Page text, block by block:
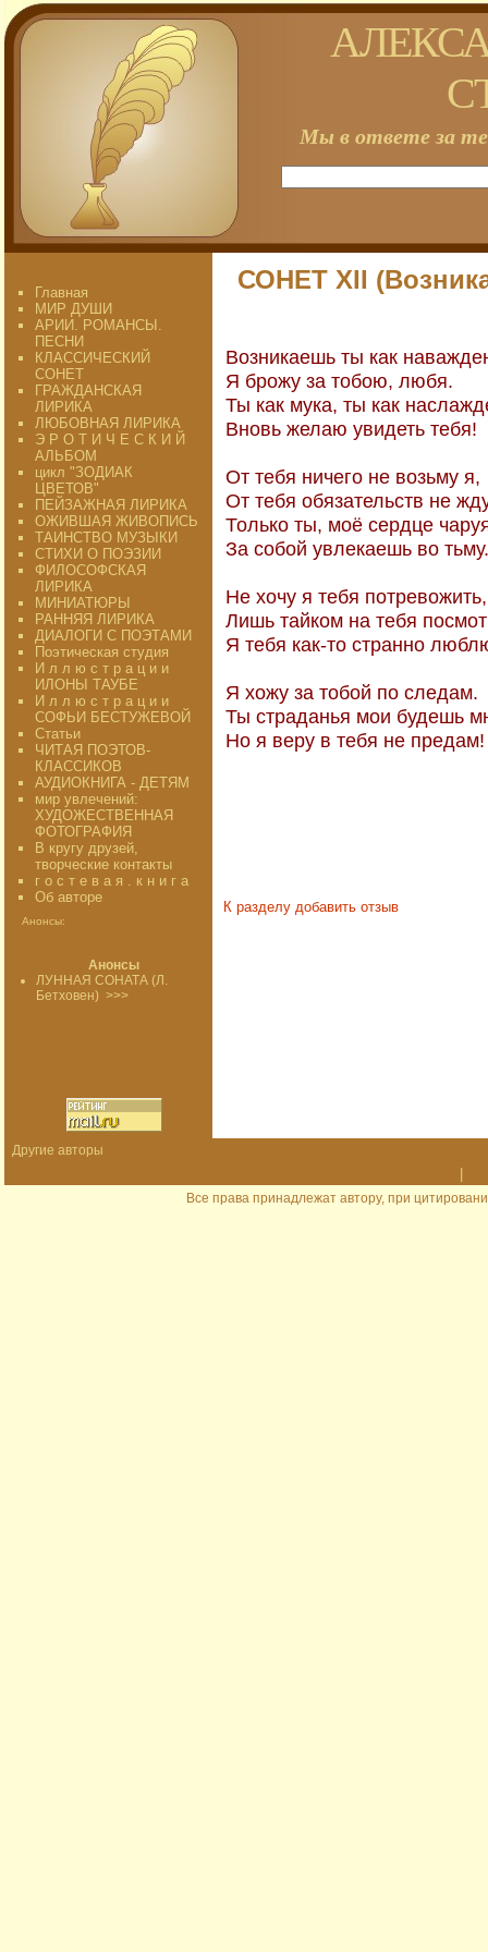
Мы в ответе за
Главная
МИР ДУШИ
АРИИ. РОМАНСЫ.
ПЕСНИ
КЛАССИЧЕСКИЙ
СОНЕТ
ГРАЖДАНСКАЯ
ЛИРИКА
ЛЮБОВНАЯ ЛИРИКА
Э Р О Т И Ч Е С К И Й
АЛЬБОМ
цикл "ЗОДИАК
ЦВЕТОВ"
ПЕЙЗАЖНАЯ ЛИРИКА
ОЖИВШАЯ ЖИВОПИСЬ
ТАИНСТВО МУЗЫКИ
СТИХИ О ПОЭЗИИ
ФИЛОСОФСКАЯ
ЛИРИКА
МИНИАТЮРЫ
РАННЯЯ ЛИРИКА
ДИАЛОГИ С ПОЭТАМИ
Поэтическая студия
И л л ю с т р а ц и и
ИЛОНЫ ТАУБЕ
И л л ю с т р а ц и и
СОФЬИ БЕСТУЖЕВОЙ
Статьи
ЧИТАЯ ПОЭТОВ-
КЛАССИКОВ
АУДИОКНИГА - ДЕТЯМ
мир увлечений:
ХУДОЖЕСТВЕННАЯ
ФОТОГРАФИЯ
В кругу друзей,
творческие контакты
г о с т е в а я . к н и г а
Об авторе
Анонсы:
Анонсы
ЛУННАЯ СОНАТА (Л.
Бетховен) >>>
СОНЕТ XII
Возникаешь ты как
Я брожу за тобою, любя.
Ты как мука, ты как
Вновь желаю увидеть тебя!
От тебя ничего не возьму я,
От тебя обязательств не
Только ты, моё сердце
За собой увлекаешь во тьму.
Не хочу я тебя потревожить,
Лишь тайком на тебя
Я тебя как-то странно
Я хожу за тобой по следам.
Ты страданья мои будешь
Но я веру в тебя не предам!
К разделу добавить отзыв
Другие авторы
Все права принадлежат автору, при